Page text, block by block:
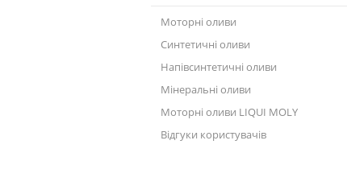
Моторні оливи
Синтетичні оливи
Напівсинтетичні оливи
Мінеральні оливи
Моторні оливи LIQUI MOLY
Відгуки користувачів